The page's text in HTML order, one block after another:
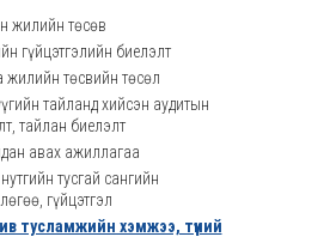
жилийн төсөв
гүйцэтгэлийн биелэлт
жилийн төсвийн төсөл
тайланд хийсэн аудитын
тайлан биелэлт
авах ажиллагаа
тусгай сангийн
гүйцэтгэл
тусламжийн хэмжээ, түүний